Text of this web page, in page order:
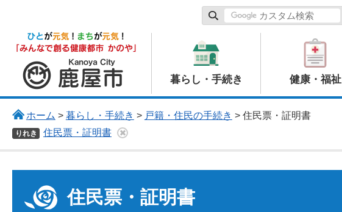
鹿屋市
暮らし・手続き 健康・福祉
ホーム > 暮らし・手続き > 戸籍・住民の手続き > 住民票・証明書
りれき 住民票・証明書
住民票・証明書